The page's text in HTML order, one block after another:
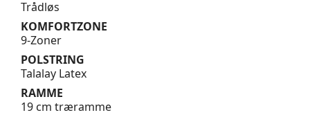
Trådløs
KOMFORTZONE
9-Zoner
POLSTRING
Talalay Latex
RAMME
19 cm træramme